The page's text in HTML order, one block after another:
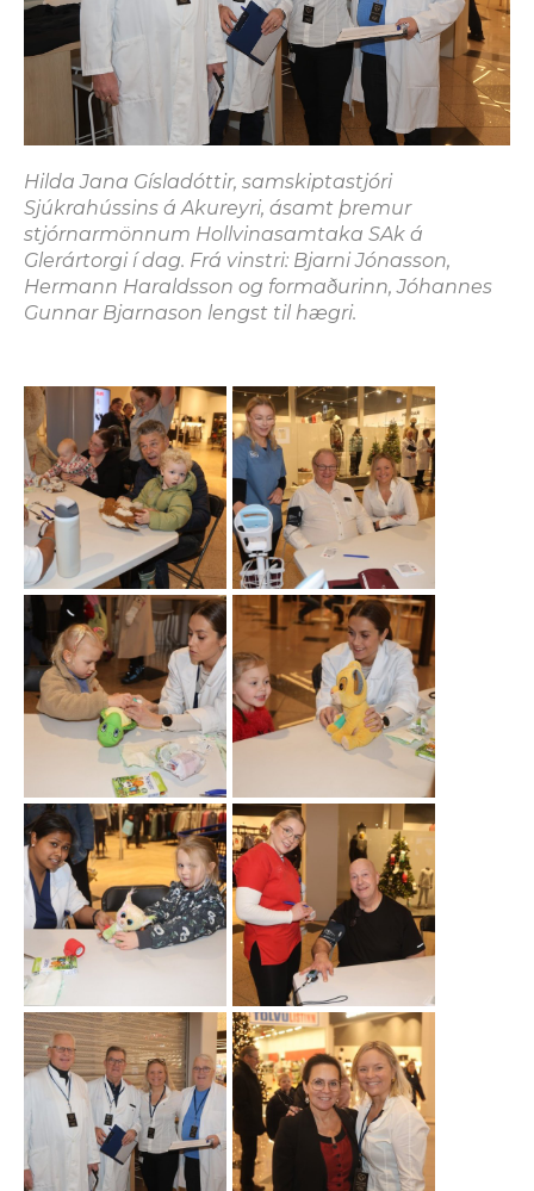
Hilda Jana Gísladóttir, samskiptastjóri
Sjúkrahússins á Akureyri, ásamt þremur
stjórnarmönnum Hollvinasamtaka SAk á
Glerártorgi í dag. Frá vinstri: Bjarni Jónasson,
Hermann Haraldsson og formaðurinn, Jóhannes
Gunnar Bjarnason lengst til hægri.